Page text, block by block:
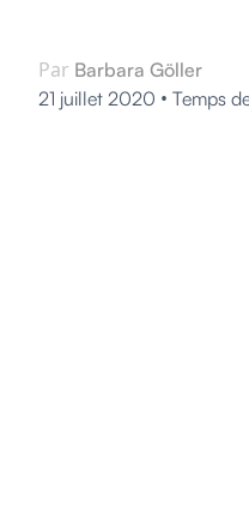
Par Barbara Göller
21 juillet 2020 • Temps